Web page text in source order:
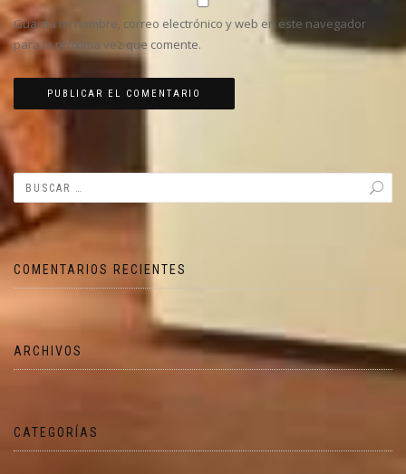
Guarda mi nombre, correo electrónico y web en este navegador
para la próxima vez que comente.
COMENTARIOS RECIENTES
ARCHIVOS
CATEGORÍAS